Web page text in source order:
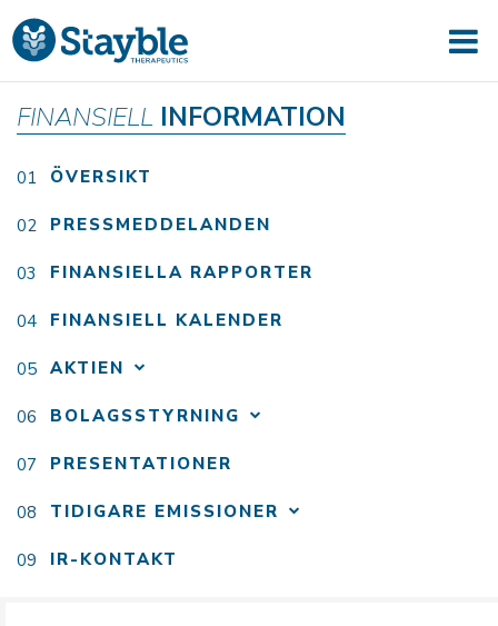
FINANSIELL INFORMATION
ÖVERSIKT
PRESSMEDDELANDEN
FINANSIELLA RAPPORTER
FINANSIELL KALENDER
AKTIEN
BOLAGSSTYRNING
PRESENTATIONER
TIDIGARE EMISSIONER
IR-KONTAKT